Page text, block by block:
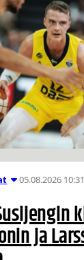
05.08.2026 10:31
ja